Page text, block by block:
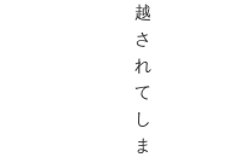
越
さ
れ
て
し
ま